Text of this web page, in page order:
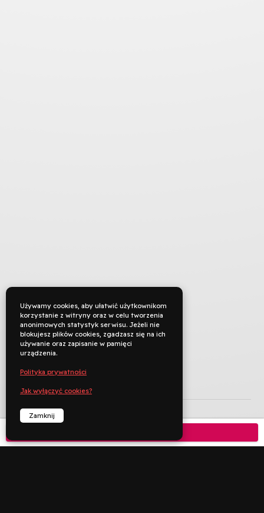
TYTUŁ ORYGINALNY
REŻYSERIA
Używamy cookies, aby ułatwić użytkownikom
korzystanie z witryny oraz w celu tworzenia
anonimowych statystyk serwisu. Jeżeli nie
blokujesz plików cookies, zgadzasz się na ich
używanie oraz zapisanie w pamięci
urządzenia.
Polityka prywatności
Jak wyłączyć cookies?
Zamknij